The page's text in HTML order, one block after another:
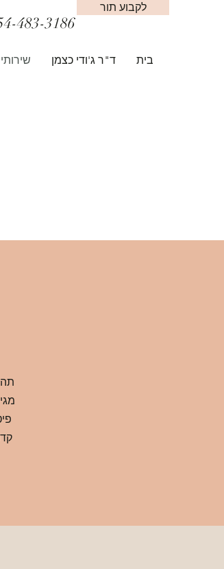
לקבוע תור
בית ד"ר ג'ודי כצמן
483-3186